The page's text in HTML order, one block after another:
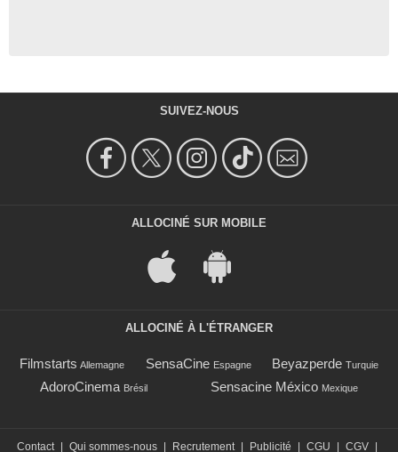
SUIVEZ-NOUS
ALLOCINÉ SUR MOBILE
ALLOCINÉ À L'ÉTRANGER
Filmstarts Allemagne SensaCine Espagne Beyazperde Turquie
AdoroCinema Brésil Sensacine México Mexique
Contact Qui sommes-nous Recrutement Publicité CGU CGV